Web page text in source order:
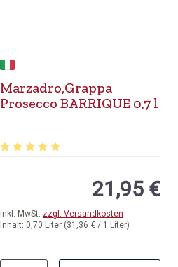
Marzadro,Grappa
Prosecco BARRIQUE 0,7 l
Inhalt: 0,70 Liter (31,36 € / 1 Liter)
inkl. MwSt. zzgl. Versandkosten
21,95 €